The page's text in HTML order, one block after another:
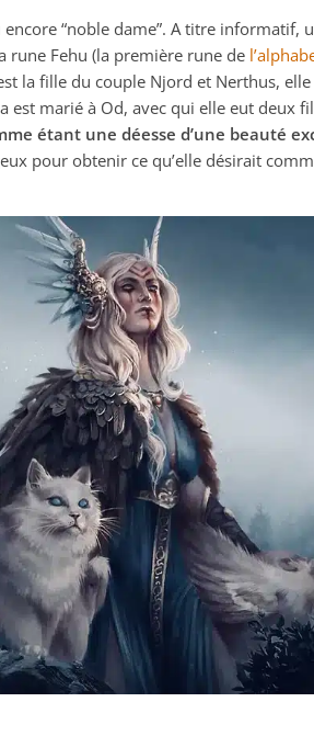
“noble dame”. A titre informatif,
rune Fehu (la première rune de
la fille du couple Njord et Nerthus,
est marié à Od, avec qui elle eut deux
étant une déesse d’une beauté
pour obtenir ce qu’elle désirait